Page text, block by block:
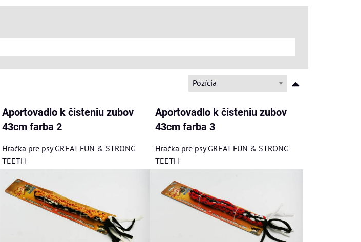
Pozícia
Aportovadlo k čisteniu zubov
43cm farba 2
Hračka pre psy GREAT FUN & STRONG
TEETH
Aportovadlo k čisteniu zubov
43cm farba 3
Hračka pre psy GREAT FUN & STRONG
TEETH